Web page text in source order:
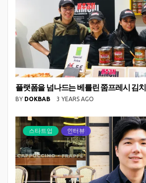
플랫폼을 넘나드는 베를린 쭘프레시 김치
BY DOKBAB 3 YEARS AGO
스타트업 인터뷰